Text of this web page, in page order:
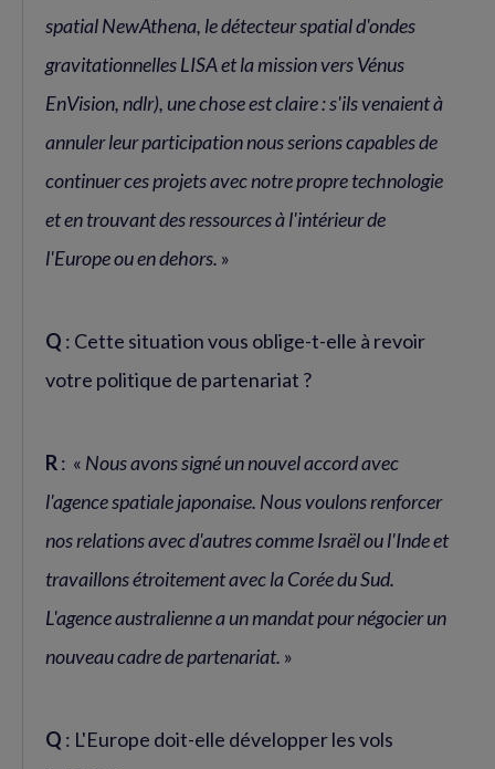
spatial NewAthena, le détecteur spatial d'ondes
gravitationnelles LISA et la mission vers Vénus
EnVision, ndlr), une chose est claire : s'ils venaient à
annuler leur participation nous serions capables de
continuer ces projets avec notre propre technologie
et en trouvant des ressources à l'intérieur de
l'Europe ou en dehors. »
Q : Cette situation vous oblige-t-elle à revoir
votre politique de partenariat ?
R: « Nous avons signé un nouvel accord avec
l'agence spatiale japonaise. Nous voulons renforcer
nos relations avec d'autres comme Israël ou l'Inde et
travaillons étroitement avec la Corée du Sud.
L'agence australienne a un mandat pour négocier un
nouveau cadre de partenariat. »
Q : L'Europe doit-elle développer les vols